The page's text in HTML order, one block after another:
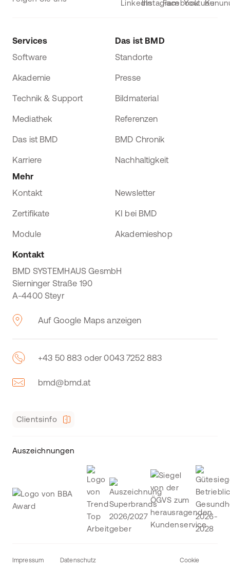
Services
Software
Akademie
Technik & Support
Mediathek
Das ist BMD
Karriere
Das ist BMD
Standorte
Presse
Bildmaterial
Referenzen
BMD Chronik
Nachhaltigkeit
Mehr
Kontakt
Newsletter
Zertifikate KI bei BMD
Module Akademieshop
Kontakt
BMD SYSTEMHAUS GesmbH
Sierninger Straße 190
A-4400 Steyr
Auf Google Maps anzeigen
+43 50 883 oder 0043 7252 883
bmd@bmd.at
Clientsinfo
Auszeichnungen
Impressum Datenschutz Cookie